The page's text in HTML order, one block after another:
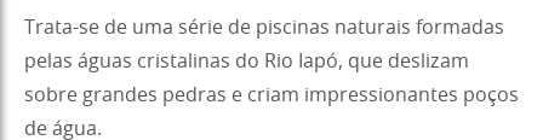
Trata-se de uma série de piscinas naturais formadas
pelas águas cristalinas do Rio Iapó, que deslizam
sobre grandes pedras e criam impressionantes poços
de água.